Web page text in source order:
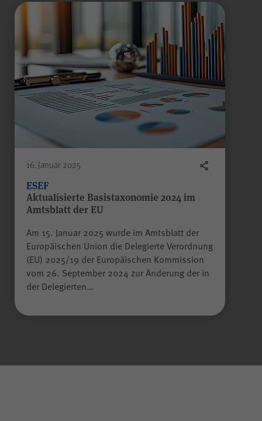
16. Januar 2025
ESEF
Aktualisierte Basistaxonomie 2024 im
Amtsblatt der EU
Am 15. Januar 2025 wurde im Amtsblatt der
Europäischen Union die Delegierte Verordnung
(EU) 2025/19 der Europäischen Kommission
vom 26. September 2024 zur Änderung der in
der Delegierten…
einer genauen Scroll-Position
auf bestimmten Seiten innerhalb
des Mitgliederbereichs.